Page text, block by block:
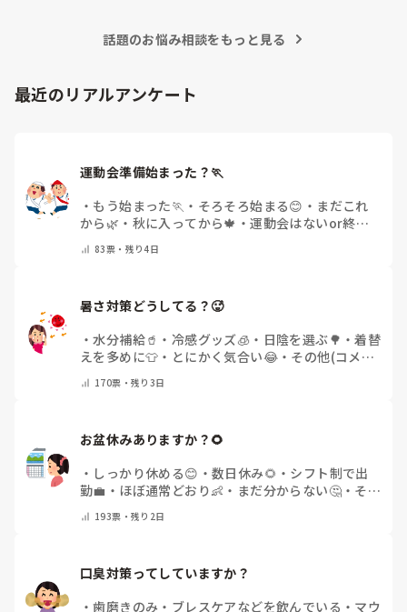
話題のお悩み相談をもっと見る
最近のリアルアンケート
運動会準備始まった？🏃
・ もう始まった🏃 ・ そろそろ始まる😊 ・ まだこれ
から🌿 ・ 秋に入ってから🍁 ・運動会はないor終わ
83票・ 残り4日
暑さ対策どうしてる？🥵
・水分補給🥤 ・ 冷感グッズ🧊 ・ 日陰を選ぶ🌳 ・着替
えを多めに👕 ・ とにかく気合い😂・ その他(コメン
170票・残り3日
お盆休みありますか？🌻
・ しっかり休める😊 ・ 数日休み🌻 ・ シフト制で出
勤💼 ・ ほぼ通常どおり👶 ・ まだ分からない🤔・ その
193票・残り2日
口臭対策ってしていますか？
・歯磨きのみ ・ ブレスケアなどを飲んでいる ・ マウ